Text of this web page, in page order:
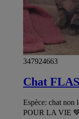
347924663
Chat
Espèce: chat
POUR LA VIE